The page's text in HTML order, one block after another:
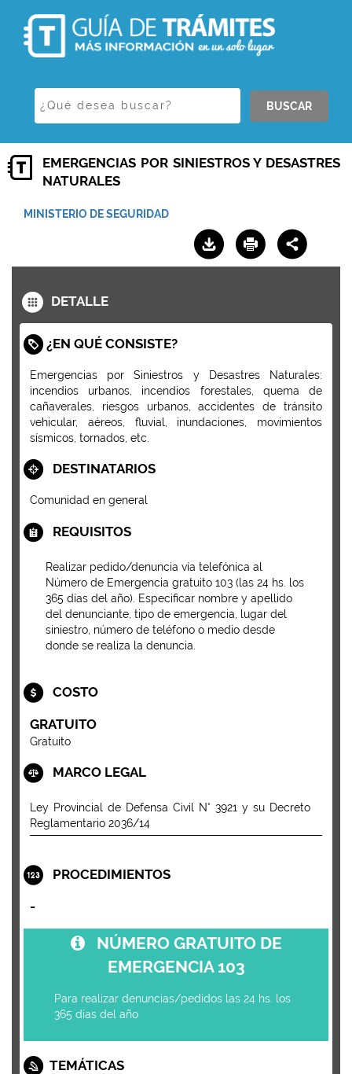
BUSCAR
EMERGENCIAS POR SINIESTROS Y DESASTRES
NATURALES
MINISTERIO DE SEGURIDAD
DETALLE
¿EN QUÉ CONSISTE?
Emergencias por Siniestros y Desastres Naturales:
incendios urbanos, incendios forestales, quema de
cañaverales, riesgos urbanos, accidentes de tránsito
vehicular, aéreos, fluvial, inundaciones, movimientos
sísmicos, tornados, etc.
DESTINATARIOS
Comunidad en general
REQUISITOS
Realizar pedido/denuncia vía telefónica al
Número de Emergencia gratuito 103 (las 24 hs. los
365 días del año). Especificar nombre y apellido
del denunciante, tipo de emergencia, lugar del
siniestro, número de teléfono o medio desde
donde se realiza la denuncia.
COSTO
GRATUITO
Gratuito
MARCO LEGAL
Ley Provincial de Defensa Civil N° 3921 y su Decreto
Reglamentario 2036/14
PROCEDIMIENTOS
-
NÚMERO GRATUITO DE
EMERGENCIA 103
Para realizar denuncias/pedidos las 24 hs. los
365 días del año
TEMÁTICAS